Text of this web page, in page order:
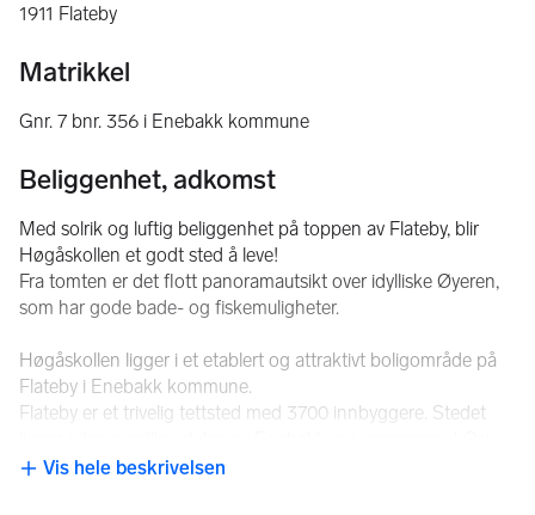
1911 Flateby
Matrikkel
Gnr. 7 bnr. 356 i Enebakk kommune
Beliggenhet, adkomst
Med solrik og luftig beliggenhet på toppen av Flateby, blir
Høgåskollen et godt sted å leve!
Fra tomten er det flott panoramautsikt over idylliske Øyeren,
som har gode bade- og fiskemuligheter.
Høgåskollen ligger i et etablert og attraktivt boligområde på
Flateby i Enebakk kommune.
Flateby er et trivelig tettsted med 3700 innbyggere. Stedet
Rælingen og Lillestrøm kommune.
Vis hele beskrivelsen
NB: Knappen for å vise hele beskrivelsen har kun en visuell